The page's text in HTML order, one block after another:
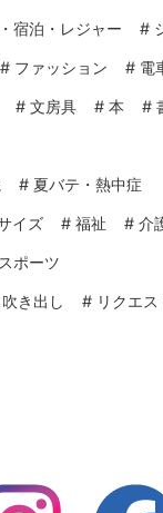
宿泊・レジャー #
# ファッション # 電
# 文房具 # 本 #
# 夏バテ・熱中症
イズ # 福祉 # 介
ポーツ
吹き出し # リクエス